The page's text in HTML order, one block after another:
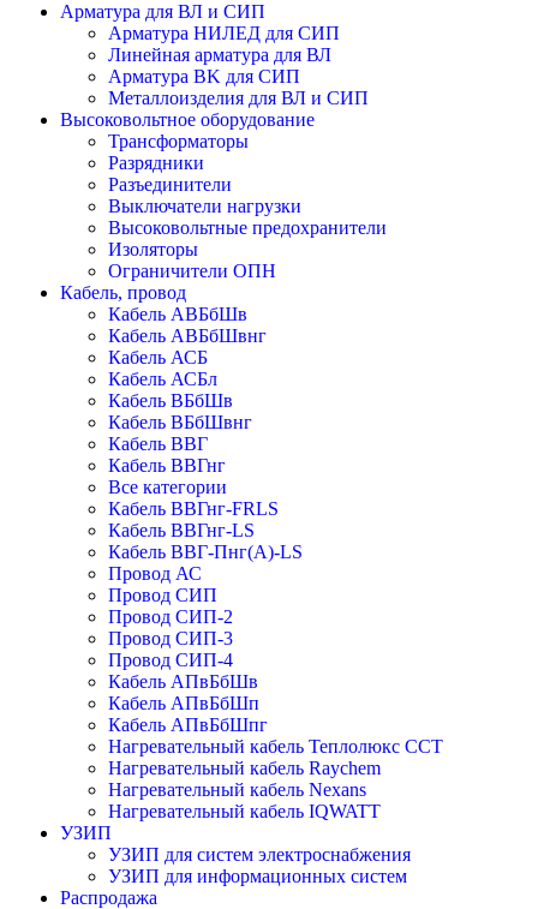
Арматура для ВЛ и СИП
Арматура НИЛЕД для СИП
Линейная арматура для ВЛ
Арматура BK для СИП
Металлоизделия для ВЛ и СИП
Высоковольтное оборудование
Трансформаторы
Разрядники
Разъединители
Выключатели нагрузки
Высоковольтные предохранители
Изоляторы
Ограничители ОПН
Кабель, провод
Кабель АВБбШв
Кабель АВБбШвнг
Кабель АСБ
Кабель АСБл
Кабель ВБбШв
Кабель ВБбШвнг
Кабель ВВГ
Кабель ВВГнг
Все категории
Кабель ВВГнг-FRLS
Кабель ВВГнг-LS
Кабель ВВГ-Пнг(А)-LS
Провод АС
Провод СИП
Провод СИП-2
Провод СИП-3
Провод СИП-4
Кабель АПвБбШв
Кабель АПвБбШп
Кабель АПвБбШпг
Нагревательный кабель Теплолюкс ССТ
Нагревательный кабель Raychem
Нагревательный кабель Nexans
Нагревательный кабель IQWATT
УЗИП
УЗИП для систем электроснабжения
УЗИП для информационных систем
Распродажа